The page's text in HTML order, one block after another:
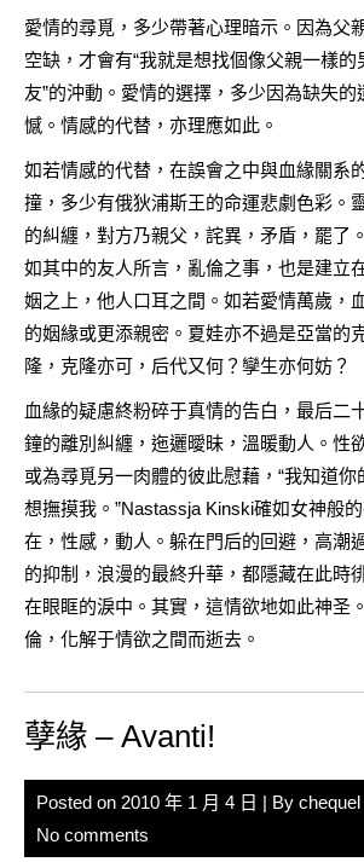
愛情的尋覓，多少帶著心理暗示。因為父
空缺，才會有“我就是想找個像父親一樣的
友”的沖動。愛情的選擇，多少因為缺失的
憾。情感的代替，亦理應如此。
如若情感的代替，在誤會之中與血緣關系
撞，多少有俄狄浦斯王的命運悲劇色彩。
的糾纏，對方乃親父，詫異，矛盾，罷了
如其中的友人所言，亂倫之事，也是建立
姻之上，他人口耳之間。如若愛情萬歲，
的姻緣或更添親密。夏娃亦不過是亞當的
隆，克隆亦可，后代又何？孿生亦何妨？
血緣的疑慮終粉碎于真情的告白，最后二
鐘的離別糾纏，迤邐曖昧，溫暖動人。性
或為尋覓另一肉體的彼此慰藉，“我知道你
想撫摸我。”Nastassja Kinski確如女神般
在，性感，動人。躲在門后的回避，高潮
的抑制，浪漫的最終升華，都隱藏在此時
在眼眶的淚中。其實，這情欲地如此神圣
倫，化解于情欲之間而逝去。
孽緣 – Avanti!
Posted on 2010 年 1 月 4 日 | By chequel
No comments